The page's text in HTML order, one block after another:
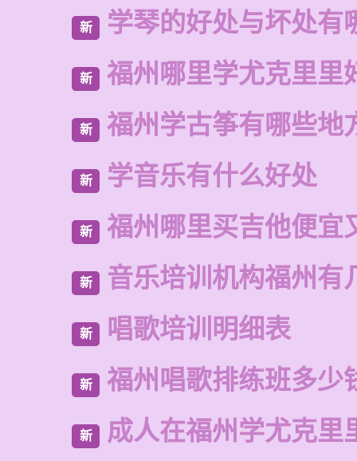
新 学琴的好处与坏处有
新 福州哪里学尤克里里
新 福州学古筝有哪些地
新 学音乐有什么好处
新 福州哪里买吉他便宜
新 音乐培训机构福州有
新 唱歌培训明细表
新 福州唱歌排练班多少
新 成人在福州学尤克里